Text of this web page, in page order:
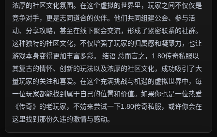
浓厚的社区文化氛围。在这个虚拟的世界里，玩家之间不仅仅是
竞争对手，更是志同道合的伙伴。他们共同组建公会、参与活
动、分享攻略，甚至在线下聚会交流，形成了紧密联系的社群。
这种独特的社区文化，不仅增强了玩家的归属感和凝聚力，也让
游戏本身变得更加丰富多彩。 结语 总而言之，1.80传奇私服以
其复古的情怀、创新的玩法以及浓厚的社区文化，成功吸引了大
量玩家的关注和喜爱。在这个充满挑战与机遇的虚拟世界中，每
一位玩家都能找到属于自己的位置和价值。如果你也是一位热爱
《传奇》的老玩家，不妨来尝试一下1.80传奇私服，或许你会在
这里找到那份久违的激情与感动。